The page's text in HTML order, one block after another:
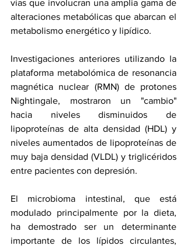
vías que involucran una amplia gama de
alteraciones metabólicas que abarcan el
metabolismo energético y lipídico.
Investigaciones anteriores utilizando la
plataforma metabolómica de resonancia
magnética nuclear (RMN) de protones
Nightingale, mostraron un "cambio"
hacia niveles disminuidos de
lipoproteínas de alta densidad (HDL) y
niveles aumentados de lipoproteínas de
muy baja densidad (VLDL) y triglicéridos
entre pacientes con depresión.
El microbioma intestinal, que está
modulado principalmente por la dieta,
ha demostrado ser un determinante
importante de los lípidos circulantes,